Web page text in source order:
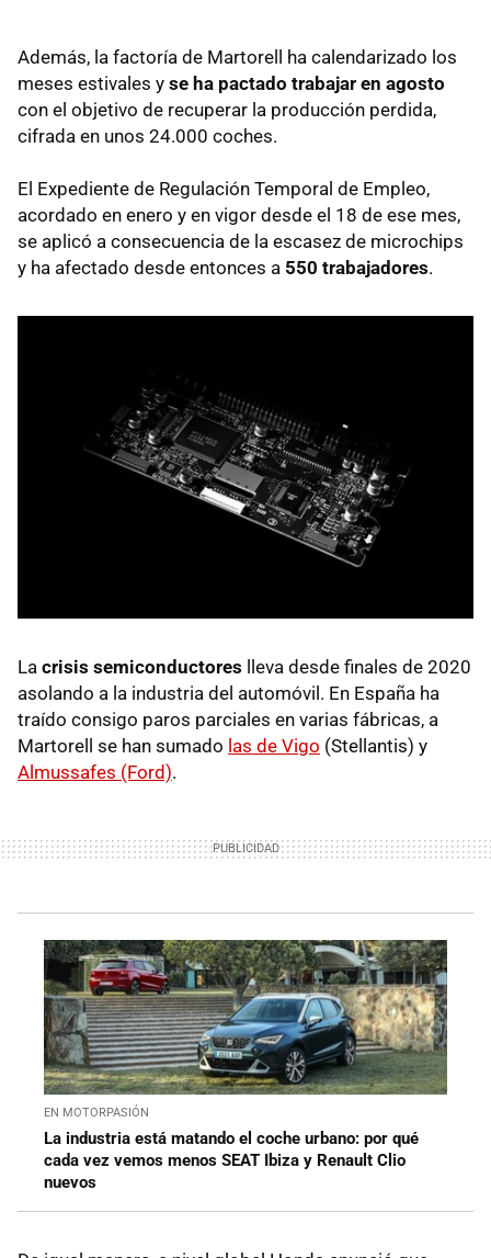
Además, la factoría de Martorell ha calendarizado los
meses estivales y se ha pactado trabajar en agosto
con el objetivo de recuperar la producción perdida,
cifrada en unos 24.000 coches.
El Expediente de Regulación Temporal de Empleo,
acordado en enero y en vigor desde el 18 de ese mes,
se aplicó a consecuencia de la escasez de microchips
y ha afectado desde entonces a 550 trabajadores.
La crisis semiconductores
lleva desde finales de 2020
asolando a la industria del automóvil. En España ha
traído consigo paros parciales en varias fábricas, a
Martorell se han sumado las de Vigo (Stellantis) y
Almussafes (Ford).
EN MOTORPASIÓN
La industria está matando el coche urbano: por qué
cada vez vemos menos SEAT Ibiza y Renault Clio
nuevos